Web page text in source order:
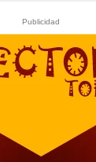
Publicidad